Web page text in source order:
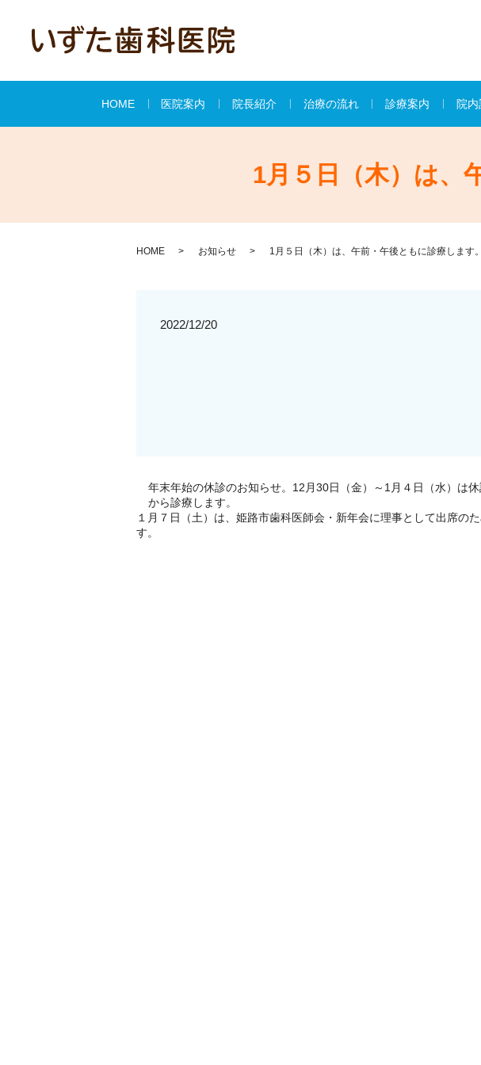
HOME 医院案内 院長紹介 治療の流れ 診療案内 院
1月５日（木）は、
HOME お知らせ 1月５日（木）は、午前・午後ともに診療します。
2022/12/20
年末年始の休診のお知らせ。12月30日（金）～1月４日（水）は
から診療します。
１月７日（土）は、姫路市歯科医師会・新年会に理事として出席の
す。